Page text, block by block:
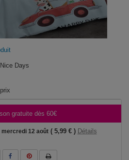
Days
gratuite dès 60€
mercredi 12 août ( 5,99 € ) Détails